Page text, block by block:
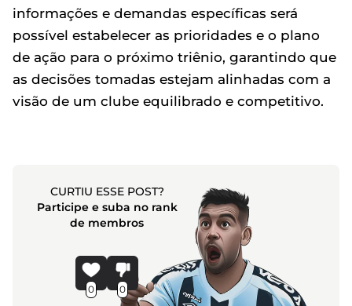
informações e demandas específicas será
possível estabelecer as prioridades e o plano
de ação para o próximo triênio, garantindo que
as decisões tomadas estejam alinhadas com a
visão de um clube equilibrado e competitivo.
CURTIU ESSE POST?
Participe e suba no rank
de membros
0 0